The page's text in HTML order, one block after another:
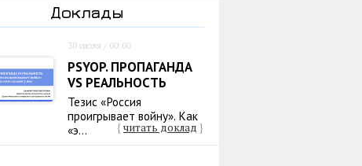
Доклады
30 июля / 00:00
PSYOP. ПРОПАГАНДА
VS РЕАЛЬНОСТЬ
Тезис «Россия
проигрывает войну». Как
«э...
{ читать доклад }